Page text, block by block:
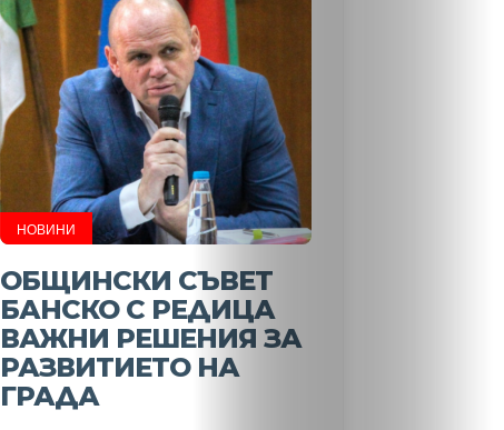
НОВИНИ
ОБЩИНСКИ СЪВЕТ
БАНСКО С РЕДИЦА
ВАЖНИ РЕШЕНИЯ ЗА
РАЗВИТИЕТО НА
ГРАДА